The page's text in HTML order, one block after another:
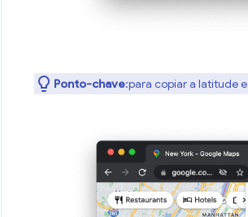
Ponto-chave:para copiar a latitude